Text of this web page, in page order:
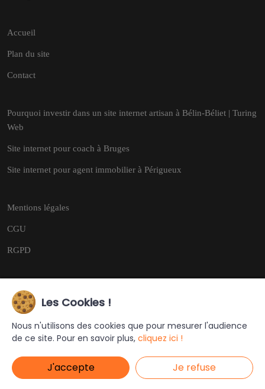
Accueil
Plan du site
Contact
Pourquoi investir dans un site internet artisan à Bélin-Béliet | Turing
Web
Site internet pour coach à Bruges
Site internet pour agent immobilier à Périgueux
Mentions légales
CGU
RGPD
Copyright © 2026
Ce site a été créé et est géré par Turing Web
Les Cookies !
Nous n'utilisons des cookies que pour mesurer l'audience
de ce site. Pour en savoir plus, cliquez ici !
J'accepte Je refuse